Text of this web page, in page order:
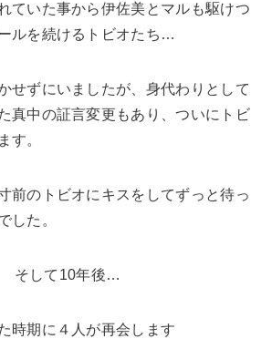
ていた事から伊佐美とマルも駆けつ
ルを続けるトビオたち…
せずにいましたが、身代わりとして
真中の証言変更もあり、ついにトビ
す。
前のトビオにキスをしてずっと待っ
した。
そして10年後…
時期に４人が再会します